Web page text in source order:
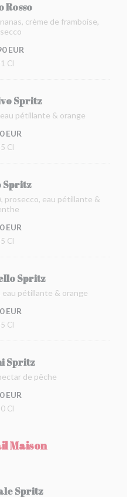
Rosso
crème de framboise,
EUR
Cl
Spritz
pétillante & orange
EUR
Cl
Spritz
prosecco, eau pétillante &
EUR
Cl
Spritz
eau pétillante & orange
EUR
Cl
Spritz
de pêche
EUR
Cl
Maison
Spritz